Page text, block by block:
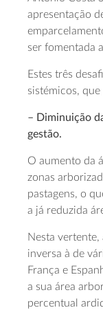
apresentação
ser fomentada
Estes três
sistémicos,
– Diminuição
gestão.
O aumento da
zonas
pastagens, o
a já reduzida
Nesta
inversa à de
França e
a sua área
percentual